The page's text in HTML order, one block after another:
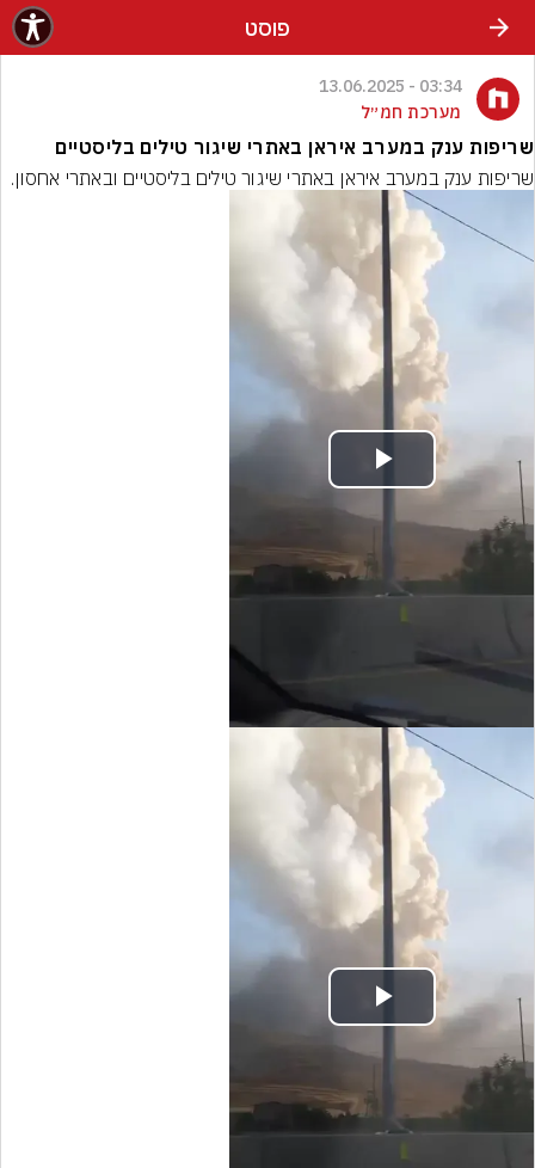
פוסט
03:34 - 13.06.2025
מערכת חמ״ל
שריפות ענק במערב איראן באתרי שיגור טילים בליסטיים
שריפות ענק במערב איראן באתרי שיגור טילים בליסטיים ובאתרי אחסון.
Play
Video
Play
Video